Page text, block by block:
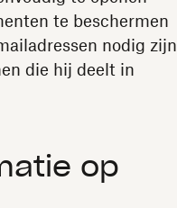
te beschermen
nodig zijn
die hij deelt in
op